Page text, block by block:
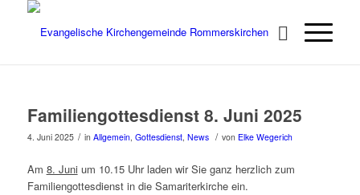
Familiengottesdienst 8. Juni 2025
4. Juni 2025 / in Allgemein, Gottesdienst, News / von Elke Wegerich
Am 8. Juni um 10.15 Uhr laden wir Sie ganz herzlich zum
Familiengottesdienst in die Samariterkirche ein.